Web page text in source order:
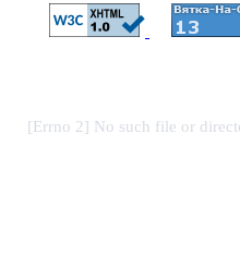
[Errno 2] No such file or